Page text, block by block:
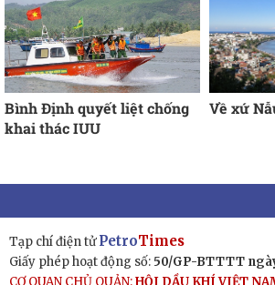
Bình Định quyết liệt chống
khai thác IUU
Về xứ
Tạp chí điện tửPetroTimes
Giấy phép hoạt động số: 50/GP-BTTTT